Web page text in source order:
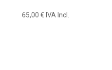
65,00 € IVA Incl.